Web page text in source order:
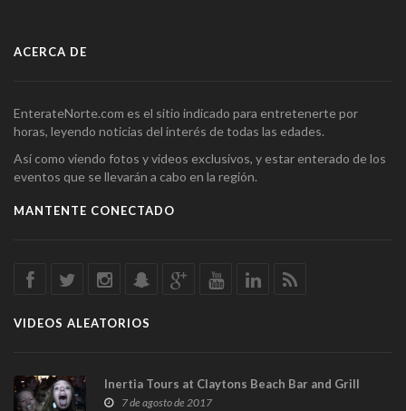
ACERCA DE
EnterateNorte.com es el sitio indicado para entretenerte por
horas, leyendo noticias del interés de todas las edades.
Así como viendo fotos y videos exclusivos, y estar enterado de los
eventos que se llevarán a cabo en la región.
MANTENTE CONECTADO
VIDEOS ALEATORIOS
Inertia Tours at Claytons Beach Bar and Grill
7 de agosto de 2017